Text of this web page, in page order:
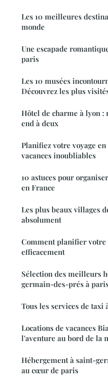
Les 10 meilleures
monde
Une escapade
paris
Les 10 musées
Découvrez les plus
Hôtel de charme à lyon :
end à deux
Planifiez votre voyage
vacances inoubliables
10 astuces pour
en France
Les plus beaux villages
absolument
Comment planifier votre
efficacement
Sélection des meilleurs
germain-des-prés à
Tous les services de
Locations de vacances
l'aventure au bord de la
Hébergement à saint-
au cœur de paris